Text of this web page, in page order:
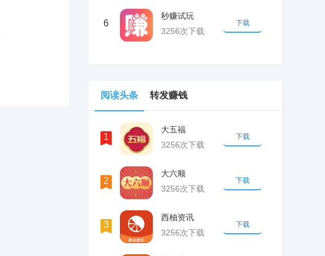
6
秒赚试玩
3256次下载
下载
阅读头条 转发赚钱
1
大五福
3256次下载
下载
2
大六顺
3256次下载
下载
3
西柚资讯
3256次下载
下载